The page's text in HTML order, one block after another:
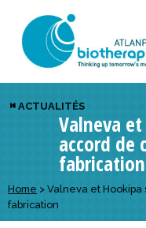
Retour
À propos
Présentation du pôle
Domaines d’excellence
Retour
Notre réseau
Membres du pôle
Partenaires
Réseau européen
Retour
Actus, événements, AAP
Actualités
Événements
Appels à projets
Retour
Notre offre
Diversifiez votre réseau
Visez l’international
Développez vos projets
Retour
Nous rejoindre
En tant qu’adhérent
En tant que partenaire
Retour
Emploi
Offres d’emploi
Candidatures
ACTUALITÉS
Valneva
accord de
fabrication
Home > Valneva et
fabrication